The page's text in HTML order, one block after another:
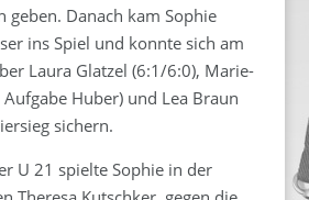
geben. Danach kam Sophie
ins Spiel und konnte sich am
Laura Glatzel (6:1/6:0), Marie-
Huber) und Lea Braun
sichern.
U 21 spielte Sophie in der